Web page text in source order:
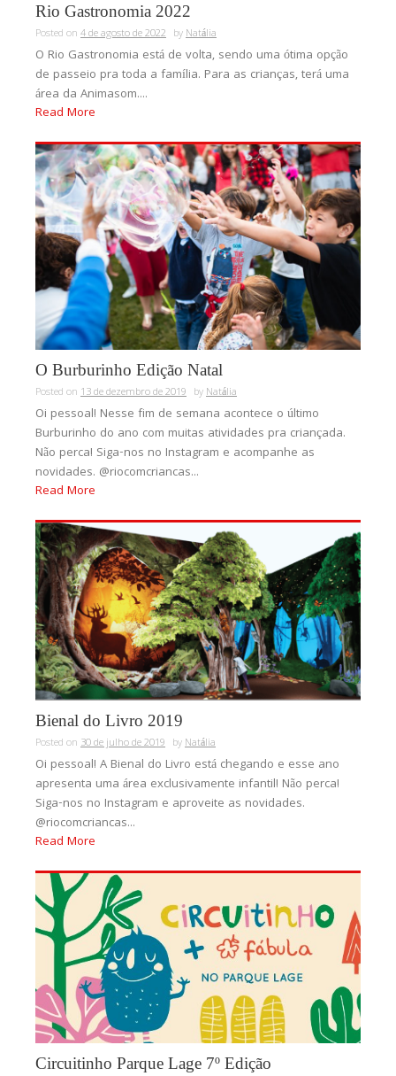
Rio Gastronomia 2022
Posted on 4 de agosto de 2022 byNatália
O Rio Gastronomia está de volta, sendo uma ótima opção
de passeio pra toda a família. Para as crianças, terá uma
área da Animasom....
Read More
O Burburinho Edição Natal
Posted on 13 de dezembro de 2019 byNatália
Oi pessoal! Nesse fim de semana acontece o último
Burburinho do ano com muitas atividades pra criançada.
Não perca! Siga-nos no Instagram e acompanhe as
novidades. @riocomcriancas...
Read More
Bienal do Livro 2019
Posted on 30 de julho de 2019 byNatália
Oi pessoal! A Bienal do Livro está chegando e esse ano
apresenta uma área exclusivamente infantil! Não perca!
Siga-nos no Instagram e aproveite as novidades.
@riocomcriancas...
Read More
Circuitinho Parque Lage 7º Edição